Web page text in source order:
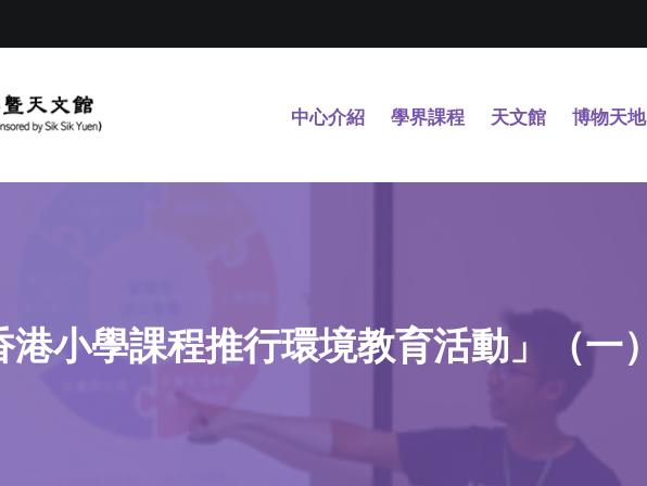
中心介紹 學界課程 天文館 博物天地
小學課程推行環境教育活動」（一）